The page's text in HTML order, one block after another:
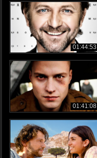
01:44:53
01:41:08